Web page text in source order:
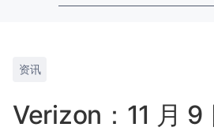
资讯
Verizon：11 月 9